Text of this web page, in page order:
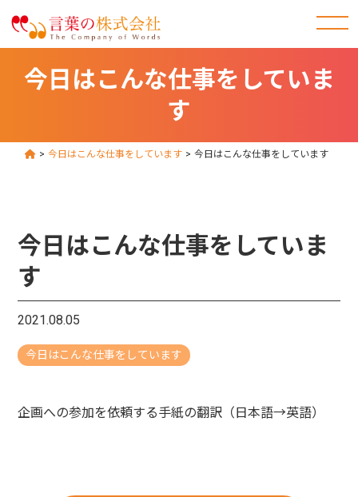
今日はこんな仕事をしていま
す
> 今日はこんな仕事をしています > 今日はこんな仕事をしています
今日はこんな仕事をしていま
す
2021.08.05
今日はこんな仕事をしています
企画への参加を依頼する手紙の翻訳（日本語→英語）